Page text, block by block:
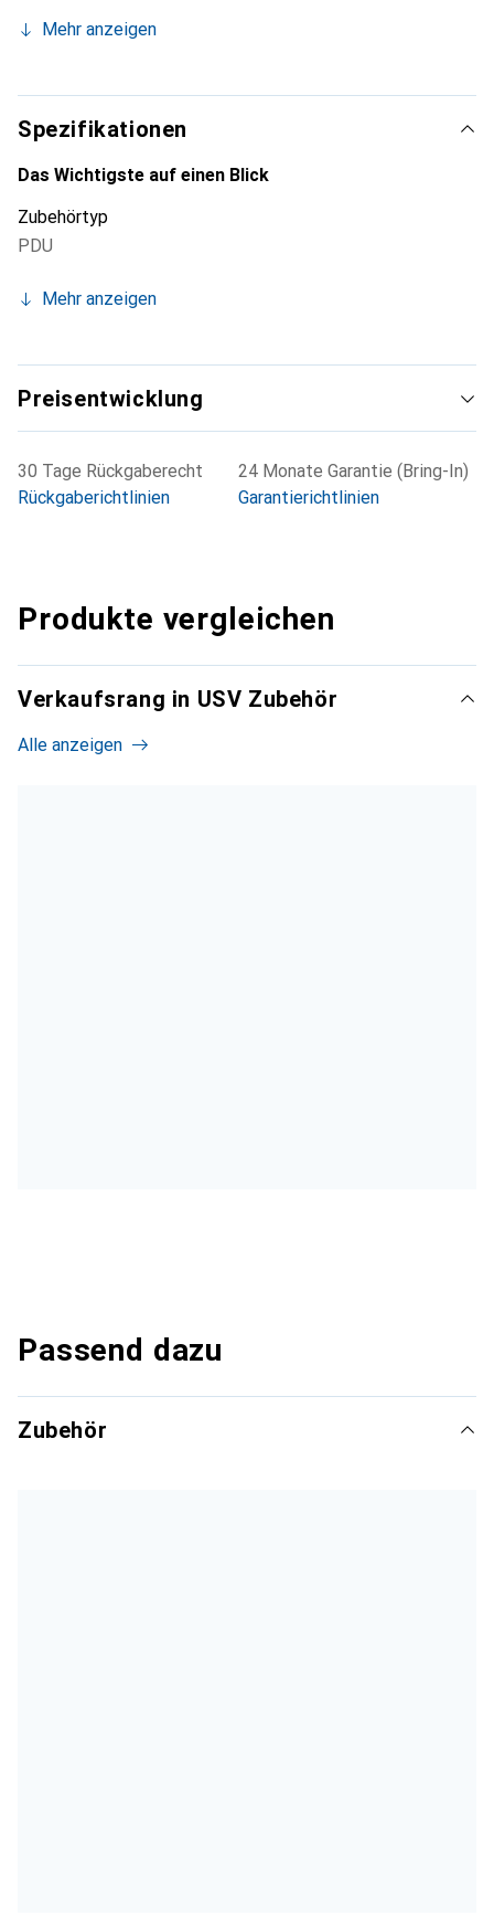
Metered Rack PDUs stellen Daten zum Energieverbrauch
Entscheidungen über die Lastverteilung und richtige
Dimensionierung von IT-Umgebungen treffen und die
Gesamtbetriebskosten verringern können.
Mehr anzeigen
Spezifikationen
Das Wichtigste auf einen Blick
Zubehörtyp
PDU
Mehr anzeigen
Preisentwicklung
30 Tage Rückgaberecht
Rückgaberichtlinien
24 Monate Garantie (Bring-In)
Garantierichtlinien
Produkte vergleichen
Verkaufsrang in USV Zubehör
Alle anzeigen
Passend dazu
Zubehör